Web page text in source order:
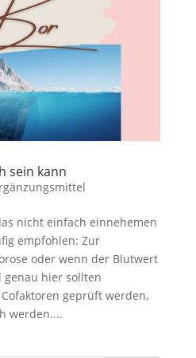
sein kann
nicht einfach einnehemen
empfohlen: Zur
oder wenn der Blutwert
hier sollten
geprüft werden,
werden....